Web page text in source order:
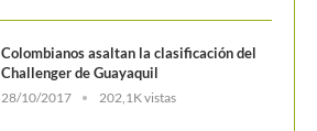
Colombianos asaltan la clasificación del
Challenger de Guayaquil
28/10/2017 202,1K vistas